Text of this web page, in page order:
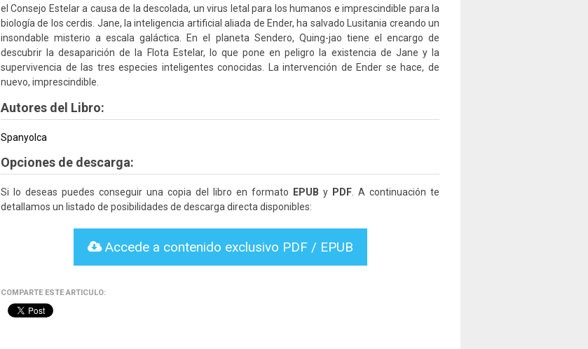
el Consejo Estelar a causa de la descolada, un virus letal para los humanos e imprescindible para la
biología de los cerdis. Jane, la inteligencia artificial aliada de Ender, ha salvado Lusitania creando un
insondable misterio a escala galáctica. En el planeta Sendero, Quing-jao tiene el encargo de
descubrir la desaparición de la Flota Estelar, lo que pone en peligro la existencia de Jane y la
supervivencia de las tres especies inteligentes conocidas. La intervención de Ender se hace, de
nuevo, imprescindible.
Autores del Libro:
Spanyolca
Opciones de descarga:
Si lo deseas puedes conseguir una copia del libro en formato EPUB y PDF . A continuación te
detallamos un listado de posibilidades de descarga directa disponibles:
Accede a contenido exclusivo PDF / EPUB
COMPARTE ESTE ARTICULO: